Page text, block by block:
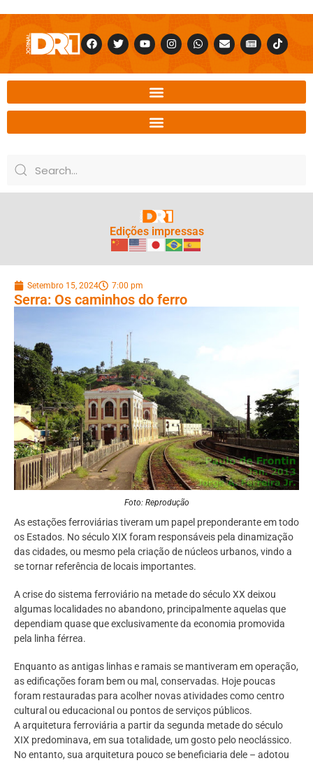
Edições impressas
Setembro 15, 2024 7:00 pm
Serra: Os caminhos do ferro
Foto: Reprodução
As estações ferroviárias tiveram um papel preponderante em todo
os Estados. No século XIX foram responsáveis pela dinamização
das cidades, ou mesmo pela criação de núcleos urbanos, vindo a
se tornar referência de locais importantes.
A crise do sistema ferroviário na metade do século XX deixou
algumas localidades no abandono, principalmente aquelas que
dependiam quase que exclusivamente da economia promovida
pela linha férrea.
Enquanto as antigas linhas e ramais se mantiveram em operação,
as edificações foram bem ou mal, conservadas. Hoje poucas
foram restauradas para acolher novas atividades como centro
cultural ou educacional ou pontos de serviços públicos.
A arquitetura ferroviária a partir da segunda metade do século
XIX predominava, em sua totalidade, um gosto pelo neoclássico.
No entanto, sua arquitetura pouco se beneficiaria dele – adotou